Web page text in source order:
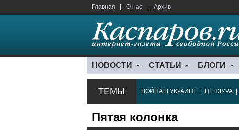
Главная О нас Архив
НОВОСТИ СТАТЬИ БЛОГИ
ТЕМЫ ВОЙНА В УКРАИНЕ ЦЕНЗУРА
Пятая колонка